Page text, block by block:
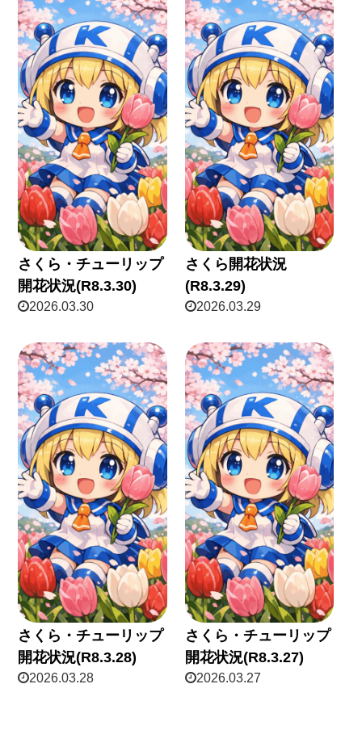
さくら・チューリップ
開花状況(R8.3.30)
2026.03.30
さくら開花状況
(R8.3.29)
2026.03.29
さくら・チューリップ
開花状況(R8.3.28)
2026.03.28
さくら・チューリップ
開花状況(R8.3.27)
2026.03.27